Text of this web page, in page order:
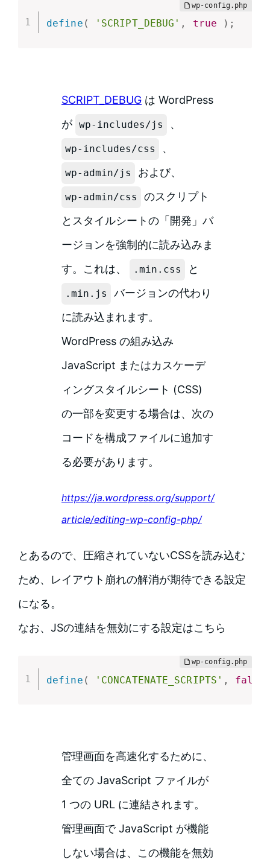
define ( 'SCRIPT_DEBUG' , true ) ;
SCRIPT_DEBUGは WordPress
が wp-includes/js 、
wp-includes/css 、
wp-admin/js および、
wp-admin/css
のスクリプト
とスタイルシートの「開発」バ
ージョンを強制的に読み込みま
す。これは、
.min.css と
.min.js
バージョンの代わり
に読み込まれます。
WordPress の組み込み
JavaScript またはカスケーデ
ィングスタイルシート (CSS)
の一部を変更する場合は、次の
コードを構成ファイルに追加す
る必要があります。
https://ja.wordpress.org/support/
article/editing-wp-config-php/
とあるので、圧縮されていないCSSを読み込む
ため、レイアウト崩れの解消が期待できる設定
になる。
なお、JSの連結を無効にする設定はこちら
define ( 'CONCATENATE_SCRIPTS' , false
管理画面を高速化するために、
全ての JavaScript ファイルが
1 つの URL に連結されます。
管理画面で JavaScript が機能
しない場合は、この機能を無効